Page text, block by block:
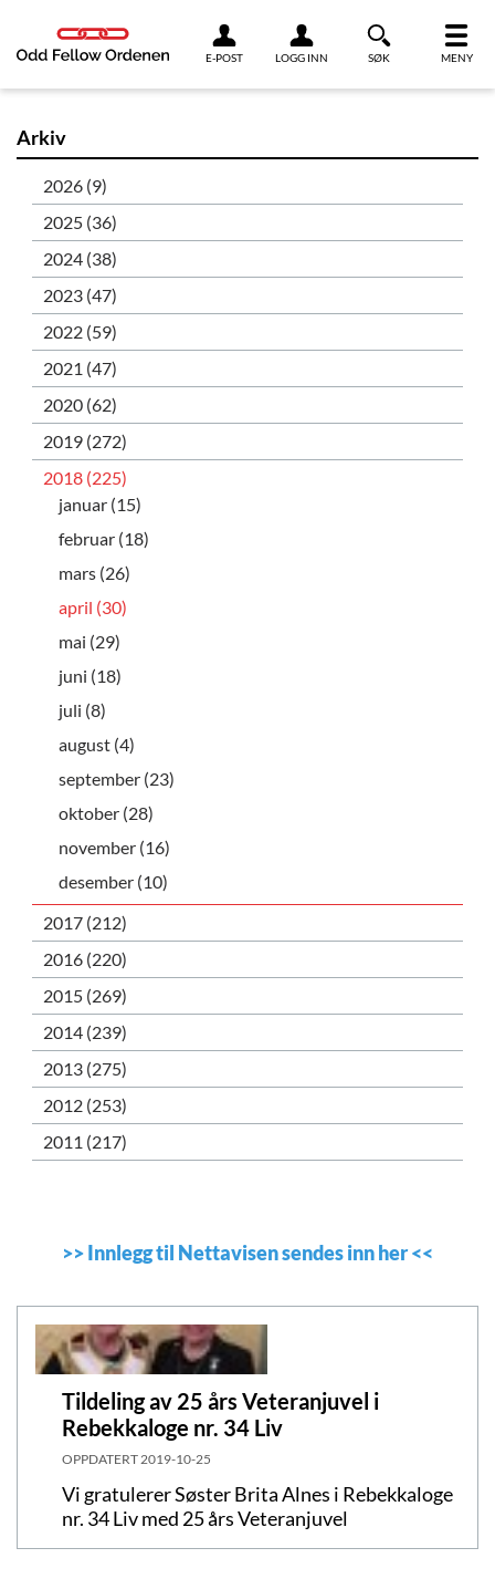
E-POST LOGG INN SØK MENY
>>Innlegg til Nettavisen sendes inn her<<
Tildeling av 25 års Veteranjuvel i
Rebekkaloge nr. 34 Liv
OPPDATERT 2019-10-25
Vi gratulerer Søster Brita Alnes i Rebekkaloge
nr. 34 Liv med 25 års Veteranjuvel
Arkiv
2026 (9)
2025 (36)
2024 (38)
2023 (47)
2022 (59)
2021 (47)
2020 (62)
2019 (272)
2018 (225)
januar (15)
februar (18)
mars (26)
april (30)
mai (29)
juni (18)
juli (8)
august (4)
september (23)
oktober (28)
november (16)
desember (10)
2017 (212)
2016 (220)
2015 (269)
2014 (239)
2013 (275)
2012 (253)
2011 (217)